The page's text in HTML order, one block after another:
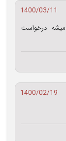
1400/03/11
درخواست
1400/02/19